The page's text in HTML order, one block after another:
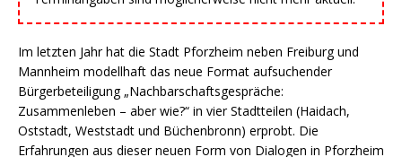
Im letzten Jahr hat die Stadt Pforzheim neben Freiburg und
Mannheim modellhaft das neue Format aufsuchender
Bürgerbeteiligung „Nachbarschaftsgespräche:
Zusammenleben – aber wie?“ in vier Stadtteilen (Haidach,
Oststadt, Weststadt und Büchenbronn) erprobt. Die
Erfahrungen aus dieser neuen Form von Dialogen in Pforzheim